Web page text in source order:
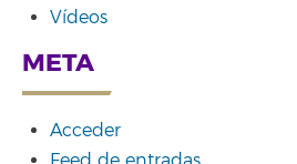
Vídeos
META
Acceder